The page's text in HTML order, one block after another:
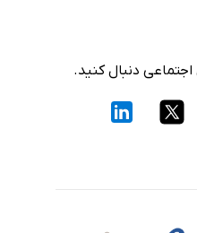
اجتماعی دنبال کنید.